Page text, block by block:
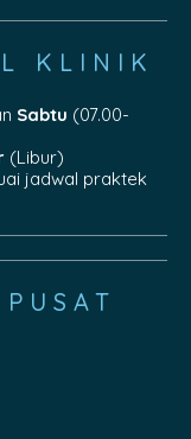
KLINIK
Sabtu (07.00-
(Libur)
jadwal praktek